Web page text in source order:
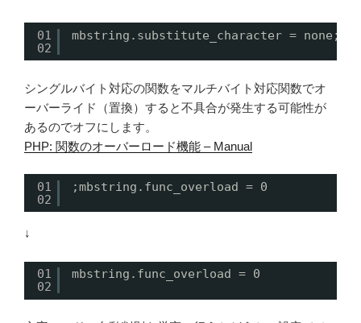
01
02
mbstring.substitute_character = none;
シングルバイト対応の関数をマルチバイト対応関数でオ
ーバーライド（置換）すると不具合が発生する可能性が
あるのでオフにします。
PHP: 関数のオーバーロード機能 – Manual
01
02
;mbstring.func_overload = 0
↓
01
02
mbstring.func_overload = 0